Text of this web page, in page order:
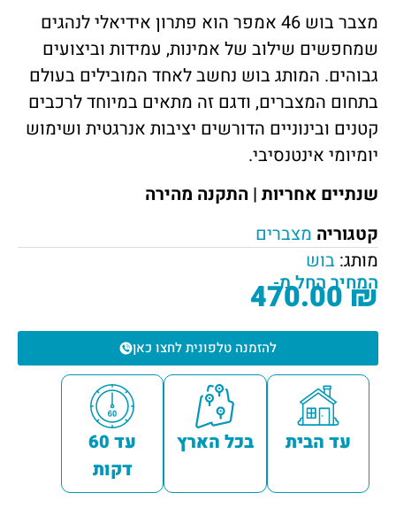
מצבר בוש 46 אמפר הוא פתרון אידיאלי לנהגים
שמחפשים שילוב של אמינות, עמידות וביצועים
גבוהים. המותג בוש נחשב לאחד המובילים בעולם
בתחום המצברים, ודגם זה מתאים במיוחד לרכבים
קטנים ובינוניים הדורשים יציבות אנרגטית ושימוש
יומיומי אינטנסיבי.
שנתיים אחריות | התקנה מהירה
קטגוריה מצברים
מותג: בוש
המחיר החל מ-
470.00₪
להזמנה טלפונית לחצו כאן
עד הבית בכל הארץ
עד 60
דקות